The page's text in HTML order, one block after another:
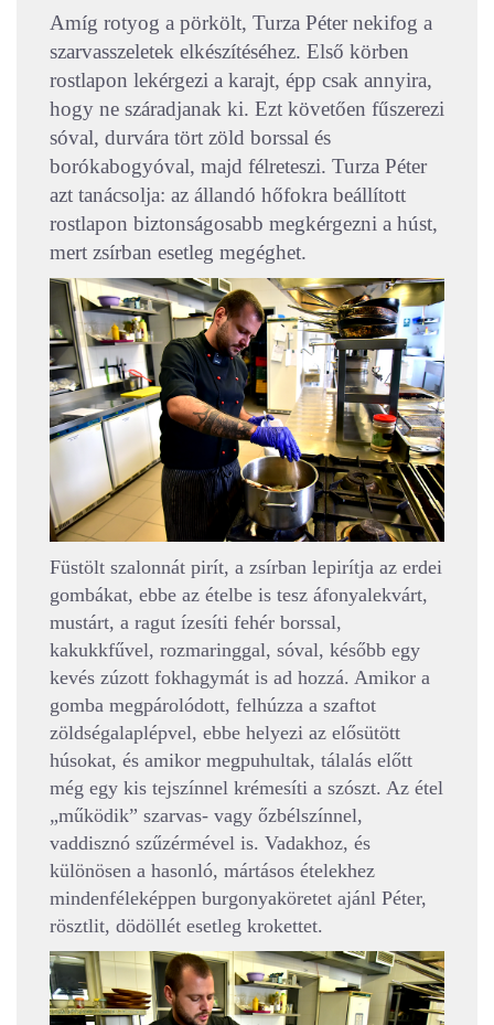
Amíg rotyog a pörkölt, Turza Péter nekifog a
szarvasszeletek elkészítéséhez. Első körben
rostlapon lekérgezi a karajt, épp csak annyira,
hogy ne száradjanak ki. Ezt követően fűszerezi
sóval, durvára tört zöld borssal és
borókabogyóval, majd félreteszi. Turza Péter
azt tanácsolja: az állandó hőfokra beállított
rostlapon biztonságosabb megkérgezni a húst,
mert zsírban esetleg megéghet.
Füstölt szalonnát pirít, a zsírban lepirítja az erdei
gombákat, ebbe az ételbe is tesz áfonyalekvárt,
mustárt, a ragut ízesíti fehér borssal,
kakukkfűvel, rozmaringgal, sóval, később egy
kevés zúzott fokhagymát is ad hozzá. Amikor a
gomba megpárolódott, felhúzza a szaftot
zöldségalaplépvel, ebbe helyezi az elősütött
húsokat, és amikor megpuhultak, tálalás előtt
még egy kis tejszínnel krémesíti a szószt. Az étel
„működik” szarvas- vagy őzbélszínnel,
vaddisznó szűzérmével is. Vadakhoz, és
különösen a hasonló, mártásos ételekhez
mindenféleképpen burgonyaköretet ajánl Péter,
rösztlit, dödöllét esetleg krokettet.